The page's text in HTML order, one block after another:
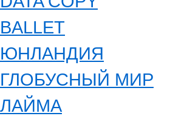
BALLET
ЮНЛАНДИЯ
ГЛОБУСНЫЙ МИР
ЛАЙМА